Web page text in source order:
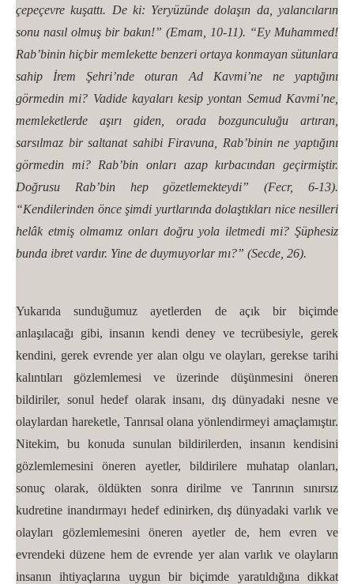
çepeçevre kuşattı. De ki: Yeryüzünde dolaşın da, yalancıların
sonu nasıl olmuş bir bakın!” (Emam, 10-11). “Ey Muhammed!
Rab’binin hiçbir memlekette benzeri ortaya konmayan sütunlara
sahip İrem Şehri’nde oturan Ad Kavmi’ne ne yaptığını
görmedin mi? Vadide kayaları kesip yontan Semud Kavmi’ne,
memleketlerde aşırı giden, orada bozgunculuğu artıran,
sarsılmaz bir saltanat sahibi Firavuna, Rab’binin ne yaptığını
görmedin mi? Rab’bin onları azap kırbacından geçirmiştir.
Doğrusu Rab’bin hep gözetlemekteydi” (Fecr, 6-13).
“Kendilerinden önce şimdi yurtlarında dolaştıkları nice nesilleri
helâk etmiş olmamız onları doğru yola iletmedi mi? Şüphesiz
bunda ibret vardır. Yine de duymuyorlar mı?” (Secde, 26).
Yukarıda sunduğumuz ayetlerden de açık bir biçimde
anlaşılacağı gibi, insanın kendi deney ve tecrübesiyle, gerek
kendini, gerek evrende yer alan olgu ve olayları, gerekse tarihi
kalıntıları gözlemlemesi ve üzerinde düşünmesini öneren
bildiriler, sonul hedef olarak insanı, dış dünyadaki nesne ve
olaylardan hareketle, Tanrısal olana yönlendirmeyi amaçlamıştır.
Nitekim, bu konuda sunulan bildirilerden, insanın kendisini
gözlemlemesini öneren ayetler, bildirilere muhatap olanları,
sonuç olarak, öldükten sonra dirilme ve Tanrının sınırsız
kudretine inandırmayı hedef edinirken, dış dünyadaki varlık ve
olayları gözlemlemesini öneren ayetler de, hem evren ve
evrendeki düzene hem de evrende yer alan varlık ve olayların
insanın ihtiyaçlarına uygun bir biçimde yaratıldığına dikkat